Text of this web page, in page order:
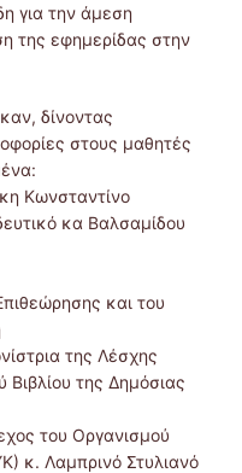
για την άμεση
της εφημερίδας στην
δίνοντας
στους μαθητές
Κωνσταντίνο
κα Βαλσαμίδου
και του
της Λέσχης
της Δημόσιας
του Οργανισμού
κ. Λαμπρινό Στυλιανό